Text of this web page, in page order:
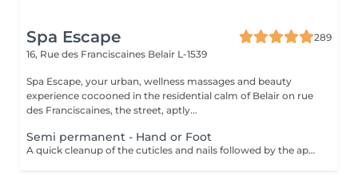
Spa Escape
289
16, Rue des Franciscaines Belair L-1539
Spa Escape, your urban, wellness massages and beauty
experience cocooned in the residential calm of Belair on rue
des Franciscaines, the street, aptly...
Semi permanent - Hand or Foot
A quick cleanup of the cuticles and nails followed by the application of a semi-permanent nail varnish of your choice.